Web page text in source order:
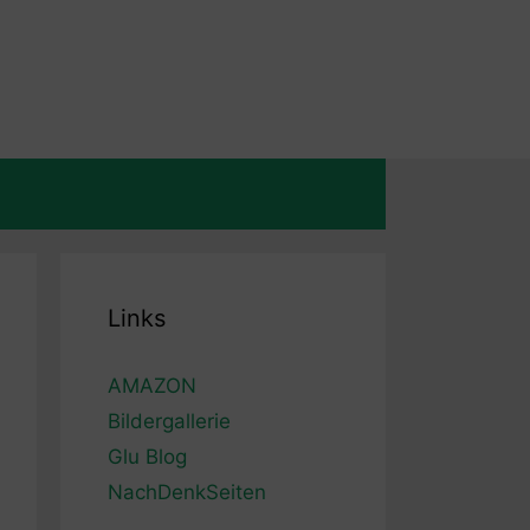
Links
AMAZON
Bildergallerie
Glu Blog
NachDenkSeiten